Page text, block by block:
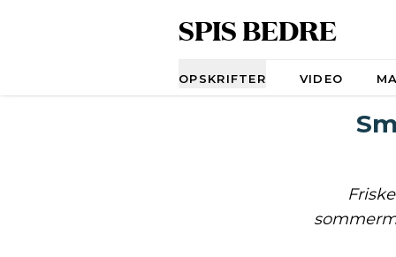
SPIS BEDRE
OPSKRIFTER VIDEO